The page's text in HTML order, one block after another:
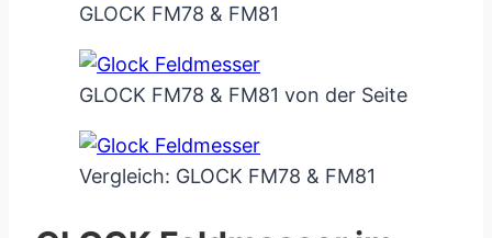
GLOCK FM78 & FM81
GLOCK FM78 & FM81 von der Seite
Vergleich: GLOCK FM78 & FM81